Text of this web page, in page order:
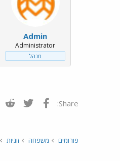
ב
ת
ר
י
ך
Admin
Administrator
מנהל
Share: פייסבוק
פורומים משפחה זוגיות